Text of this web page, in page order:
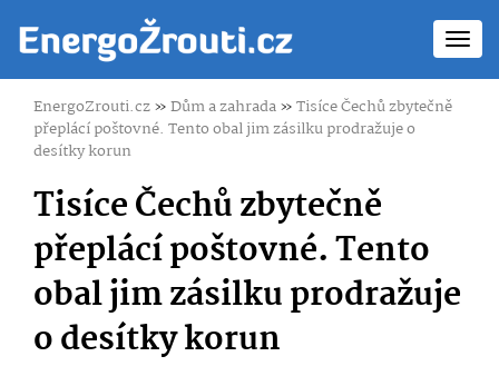
EnergoZrouti.cz»Dům a zahrada»Tisíce Čechů zbytečně
přeplácí poštovné. Tento obal jim zásilku prodražuje o
desítky korun
Tisíce Čechů zbytečně
přeplácí poštovné. Tento
obal jim zásilku prodražuje
o desítky korun